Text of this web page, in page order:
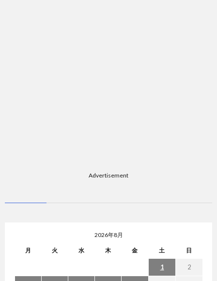
Advertisement
2026年8月
月 火 水 木 金 土 日
1 2